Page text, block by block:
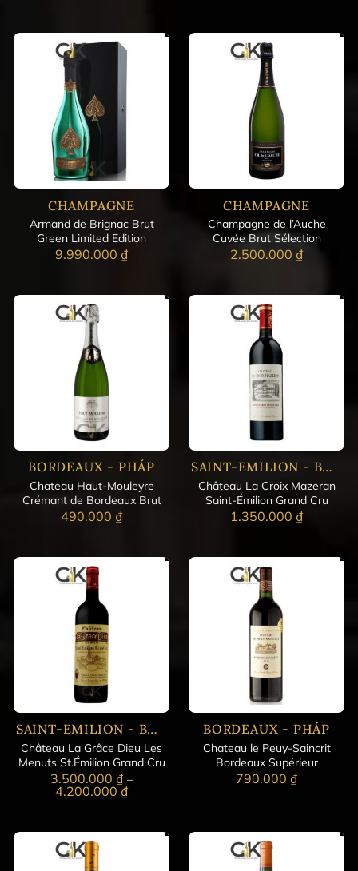
CHAMPAGNE
Armand de Brignac Brut
Green Limited Edition
9.990.000 ₫
CHAMPAGNE
Champagne de l’Auche
Cuvée Brut Sélection
2.500.000 ₫
BORDEAUX - PHÁP
Chateau Haut-Mouleyre
Crémant de Bordeaux Brut
490.000 ₫
SAINT-EMILION - BORDEAUX
Château La Croix Mazeran
Saint-Émilion Grand Cru
1.350.000 ₫
SAINT-EMILION - BORDEAUX
Château La Grâce Dieu Les
Menuts St.Émilion Grand Cru
3.500.000 ₫ –
4.200.000 ₫Khoảng
đến
4.200.000 ₫
BORDEAUX - PHÁP
Chateau le Peuy-Saincrit
Bordeaux Supérieur
790.000 ₫